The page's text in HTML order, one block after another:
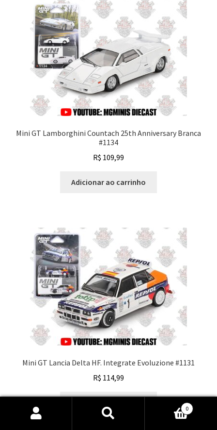
Mini GT Lamborghini Countach 25th Anniversary Branca
#1134
R$ 109,99
Adicionar ao carrinho
Mini GT Lancia Delta HF. Integrate Evoluzione #1131
R$ 114,99
Pesquisar
Pesquisar
0